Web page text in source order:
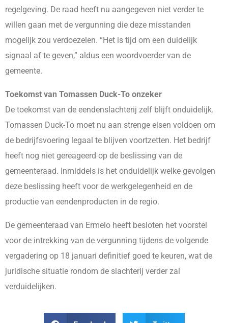
regelgeving. De raad heeft nu aangegeven niet verder te
willen gaan met de vergunning die deze misstanden
mogelijk zou verdoezelen. “Het is tijd om een duidelijk
signaal af te geven,” aldus een woordvoerder van de
gemeente.
Toekomst van Tomassen Duck-To onzeker
De toekomst van de eendenslachterij zelf blijft onduidelijk.
Tomassen Duck-To moet nu aan strenge eisen voldoen om
de bedrijfsvoering legaal te blijven voortzetten. Het bedrijf
heeft nog niet gereageerd op de beslissing van de
gemeenteraad. Inmiddels is het onduidelijk welke gevolgen
deze beslissing heeft voor de werkgelegenheid en de
productie van eendenproducten in de regio.
De gemeenteraad van Ermelo heeft besloten het voorstel
voor de intrekking van de vergunning tijdens de volgende
vergadering op 18 januari definitief goed te keuren, wat de
juridische situatie rondom de slachterij verder zal
verduidelijken.